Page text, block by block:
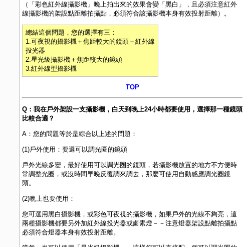
（「彩色紅外線攝影機」晚上拍出來的效果會變「黑白」，且必須注意紅外
線攝影機的架設點距離拍攝點，必須符合該攝影機本身有效投射距離）。
總結這個問題，您的選擇有三：
1.可夜視的攝影機＋焦距較大的鏡頭＋紅外線
投光器
2.星光級攝影機＋焦距較大的鏡頭
3.紅外線型攝影機
TOP
Q：我在戶外架設一支攝影機，白天到晚上24小時都要使用，選擇那一種鏡頭
比較合適？
A：您的問題等於是綜合以上述的問題：
(1)戶外使用：要選可以調光圈的鏡頭
戶外光線多變，最好使用可以調光圈的鏡頭，若攝影機放置的地方不方便時
常調整光圈，或沒時間早晚反覆調來調去，那麼可使用 自動感應調光圈鏡
頭。
(2)晩上也要使用：
您可選用黑白攝影機，或彩色可夜視的攝影機，如果戶外的光線不夠亮，這
兩種攝影機都要另外加紅外線投光器或鹵素燈 －－注意燈器架設點離拍攝點
必須符合燈器本身有效投射距離。